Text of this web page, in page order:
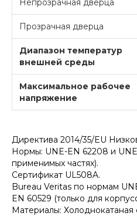
Непрозрачная дверца
Прозрачная дверца
Диапазон температур
внешней среды
Максимальное рабочее
напряжение
Директива 2014/35/EU
Нормы: UNE-EN 62208 и
применимых частях).
Сертификат UL508A.
Bureau Veritas по нормам
EN 60529 (только для
Материалы: Холоднокатаная